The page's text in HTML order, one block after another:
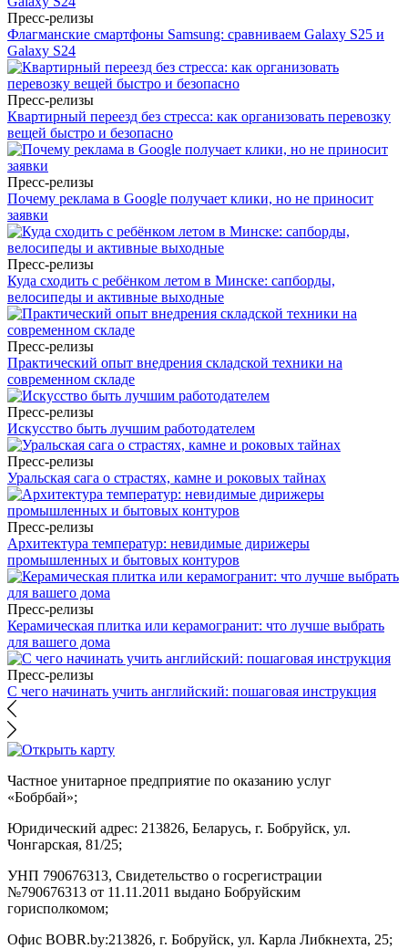
Пресс-релизы
Флагманские смартфоны Samsung: сравниваем Galaxy S25 и
Galaxy S24
Пресс-релизы
Квартирный переезд без стресса: как организовать перевозку
вещей быстро и безопасно
Пресс-релизы
Почему реклама в Google получает клики, но не приносит
заявки
Пресс-релизы
Куда сходить с ребёнком летом в Минске: сапборды,
велосипеды и активные выходные
Пресс-релизы
Практический опыт внедрения складской техники на
современном складе
Пресс-релизы
Искусство быть лучшим работодателем
Пресс-релизы
Уральская сага о страстях, камне и роковых тайнах
Пресс-релизы
Архитектура температур: невидимые дирижеры
промышленных и бытовых контуров
Пресс-релизы
Керамическая плитка или керамогранит: что лучше выбрать
для вашего дома
Пресс-релизы
С чего начинать учить английский: пошаговая инструкция
Частное унитарное предприятие по оказанию услуг
«Бобрбай»;
Юридический адрес: 213826, Беларусь, г. Бобруйск, ул.
Чонгарская, 81/25;
УНП 790676313, Свидетельство о госрегистрации
№790676313 от 11.11.2011 выдано Бобруйским
горисполкомом;
Офис BOBR.by:213826, г. Бобруйск, ул. Карла Либкнехта, 25;